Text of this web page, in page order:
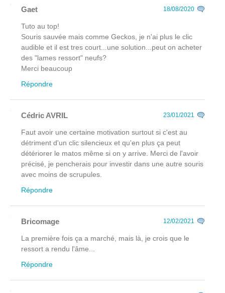
Gaet 18/08/2020
Tuto au top!
Souris sauvée mais comme Geckos, je n'ai plus le clic
audible et il est tres court...une solution...peut on acheter
des "lames ressort" neufs?
Merci beaucoup
Répondre
Cédric AVRIL 23/01/2021
Faut avoir une certaine motivation surtout si c'est au
détriment d'un clic silencieux et qu'en plus ça peut
détériorer le matos même si on y arrive. Merci de l'avoir
précisé, je pencherais pour investir dans une autre souris
avec moins de scrupules.
Répondre
Bricomage 12/02/2021
La première fois ça a marché, mais là, je crois que le
ressort a rendu l'âme...
Répondre